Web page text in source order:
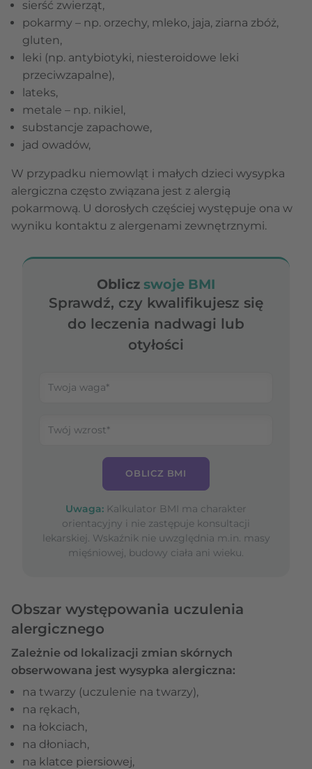
sierść zwierząt,
pokarmy – np. orzechy, mleko, jaja, ziarna zbóż,
gluten,
leki (np. antybiotyki, niesteroidowe leki
przeciwzapalne),
lateks,
metale – np. nikiel,
substancje zapachowe,
jad owadów,
W przypadku niemowląt i małych dzieci wysypka
alergiczna często związana jest z alergią
pokarmową. U dorosłych częściej występuje ona w
wyniku kontaktu z alergenami zewnętrznymi.
Oblicz swoje BMI
Sprawdź, czy kwalifikujesz się
do leczenia nadwagi lub
otyłości
OBLICZ BMI
Uwaga: Kalkulator BMI ma charakter
orientacyjny i nie zastępuje konsultacji
lekarskiej. Wskaźnik nie uwzględnia m.in. masy
mięśniowej, budowy ciała ani wieku.
Obszar występowania uczulenia
alergicznego
Zależnie od lokalizacji zmian skórnych
obserwowana jest wysypka alergiczna:
na twarzy (uczulenie na twarzy),
na rękach,
na łokciach,
na dłoniach,
na klatce piersiowej,